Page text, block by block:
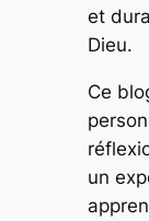
et
Dieu.
Ce
un